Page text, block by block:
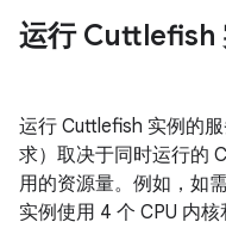
运行 Cuttlefish
运行 Cuttlefish 实例的
求）取决于同时运行的
用的资源量。例如，如
实例使用 4 个 CPU 内